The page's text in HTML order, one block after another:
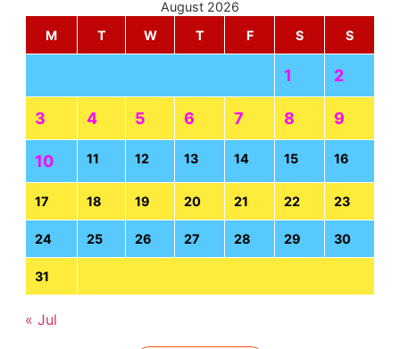
August 2026
M
T W T F S S
1 2
3 4 5 6 7 8 9
10 11 12 13 14 15 16
17 18 19 20 21 22 23
24 25 26 27 28 29 30
31
« Jul